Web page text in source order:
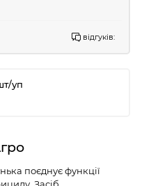
відгуків:
уп
поєднує функції
Засіб